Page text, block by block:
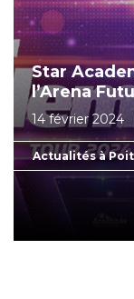
Star
l’Arena
14 février 2024
Actualités à